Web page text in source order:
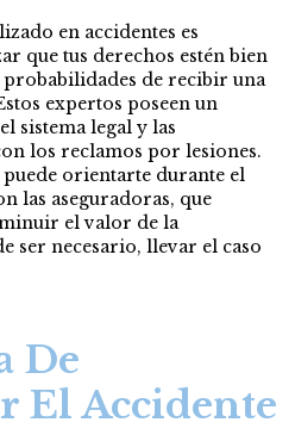
en accidentes es
que tus derechos estén bien
de recibir una
expertos poseen un
sistema legal y las
los reclamos por lesiones.
orientarte durante el
las aseguradoras, que
el valor de la
ser necesario, llevar el caso
De
El Accidente